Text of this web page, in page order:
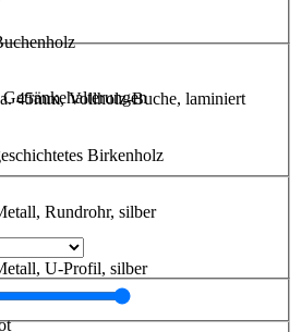
45mm, Vollholz-Buche, laminiert
Birkenholz
Rundrohr, silber
U-Profil, silber